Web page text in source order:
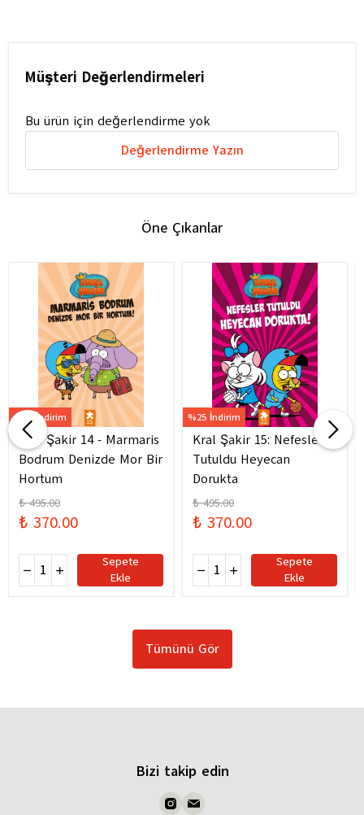
Müşteri Değerlendirmeleri
Bu ürün için değerlendirme yok
Değerlendirme Yazın
Öne Çıkanlar
%25 İndirim
Kral Şakir 14 - Marmaris
Bodrum Denizde Mor Bir
Hortum
₺ 495.00
₺ 370.00
Sepete
Ekle
%25 İndirim
Kral Şakir 15: Nefesler
Tutuldu Heyecan
Dorukta
₺ 495.00
₺ 370.00
Sepete
Ekle
Tümünü Gör
Bizi takip edin